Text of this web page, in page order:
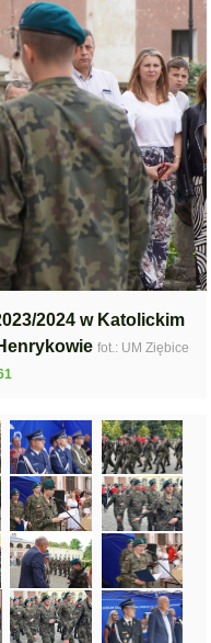
2024 w Katolickim
fot.: UM Ziębice